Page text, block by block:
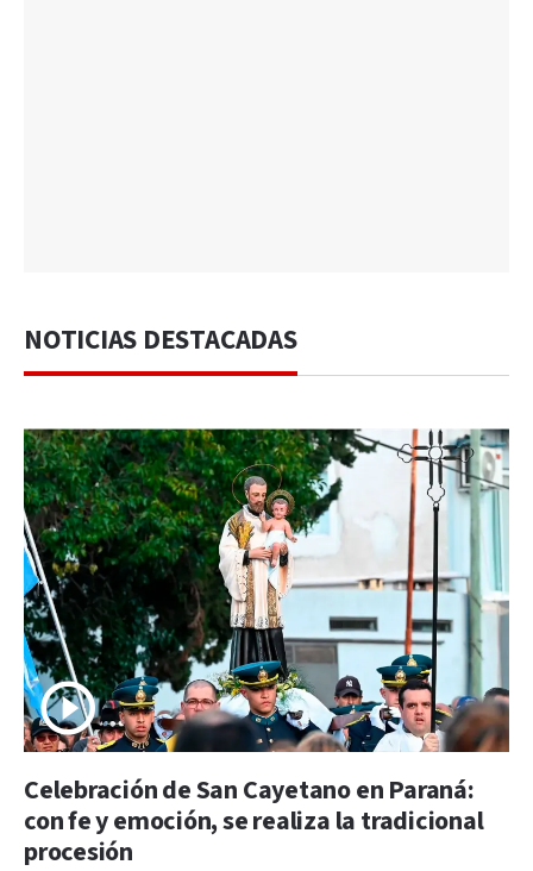
NOTICIAS DESTACADAS
Celebración de San Cayetano en Paraná:
con fe y emoción, se realiza la tradicional
procesión